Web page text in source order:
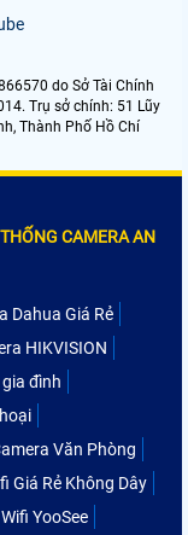
do Sở Tài Chính
Trụ sở chính: 51 Lũy
Thành Phố Hồ Chí
CAMERA AN
Dahua Giá Rẻ
HIKVISION
đình
Văn Phòng
Giá Rẻ Không Dây
YooSee